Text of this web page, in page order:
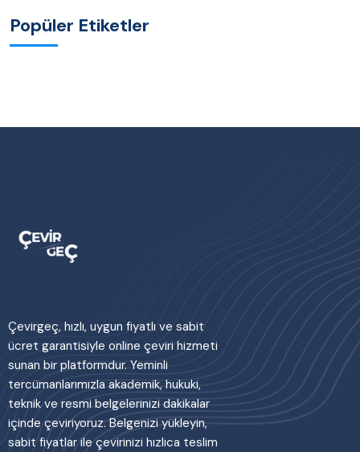
Popüler Etiketler
Çevirgeç, hızlı, uygun fiyatlı ve sabit
ücret garantisiyle online çeviri hizmeti
sunan bir platformdur. Yeminli
tercümanlarımızla akademik, hukuki,
teknik ve resmi belgelerinizi dakikalar
içinde çeviriyoruz. Belgenizi yükleyin,
sabit fiyatlar ile çevirinizi hızlıca teslim